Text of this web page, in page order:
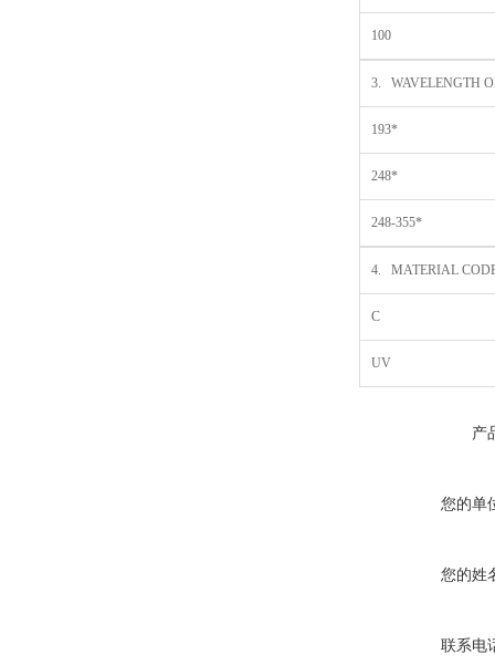
100
3. WAVELENGTH
193*
248*
248-355*
4. MATERIAL
C
UV
产
您的单
您的姓
联系电